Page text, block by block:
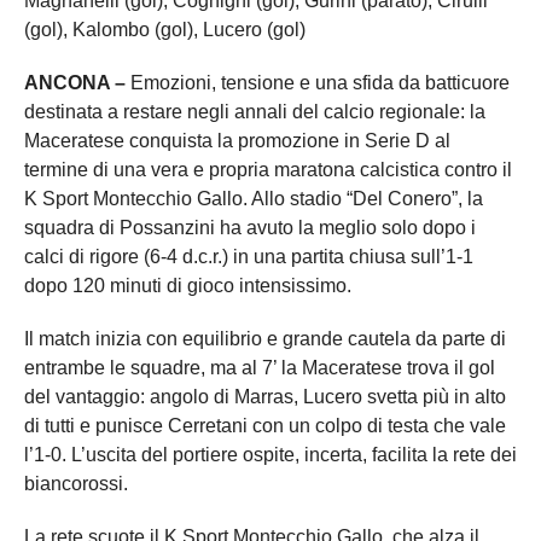
(gol), Kalombo (gol), Lucero (gol)
ANCONA – Emozioni, tensione e una sfida da batticuore
destinata a restare negli annali del calcio regionale: la
Maceratese conquista la promozione in Serie D al
termine di una vera e propria maratona calcistica contro il
K Sport Montecchio Gallo. Allo stadio “Del Conero”, la
squadra di Possanzini ha avuto la meglio solo dopo i
calci di rigore (6-4 d.c.r.) in una partita chiusa sull’1-1
dopo 120 minuti di gioco intensissimo.
Il match inizia con equilibrio e grande cautela da parte di
entrambe le squadre, ma al 7’ la Maceratese trova il gol
del vantaggio: angolo di Marras, Lucero svetta più in alto
di tutti e punisce Cerretani con un colpo di testa che vale
l’1-0. L’uscita del portiere ospite, incerta, facilita la rete dei
biancorossi.